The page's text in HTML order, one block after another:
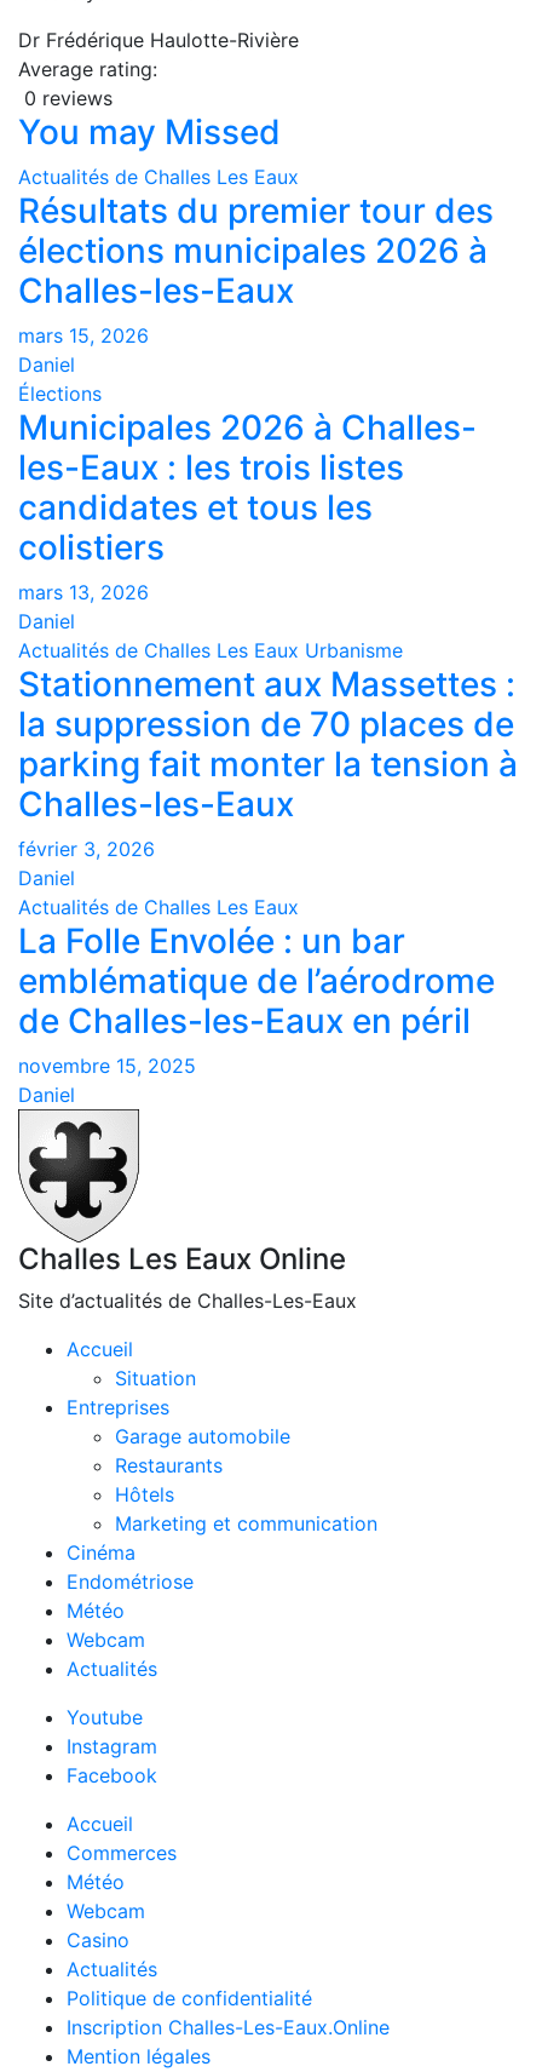
Dr Frédérique Haulotte-Rivière
Average rating:
0 reviews
You may Missed
Actualités de Challes Les Eaux
Résultats du premier tour des
élections municipales 2026 à
Challes-les-Eaux
mars 15, 2026
Daniel
Élections
Municipales 2026 à Challes-
les-Eaux : les trois listes
candidates et tous les
colistiers
mars 13, 2026
Daniel
Actualités de Challes Les Eaux Urbanisme
Stationnement aux Massettes :
la suppression de 70 places de
parking fait monter la tension à
Challes-les-Eaux
février 3, 2026
Daniel
Actualités de Challes Les Eaux
La Folle Envolée : un bar
emblématique de l’aérodrome
de Challes-les-Eaux en péril
novembre 15, 2025
Daniel
Challes Les Eaux Online
Site d’actualités de Challes-Les-Eaux
Accueil
Situation
Entreprises
Garage automobile
Restaurants
Hôtels
Marketing et communication
Cinéma
Endométriose
Météo
Webcam
Actualités
Youtube
Instagram
Facebook
Accueil
Commerces
Météo
Webcam
Casino
Actualités
Politique de confidentialité
Inscription Challes-Les-Eaux.Online
Mention légales